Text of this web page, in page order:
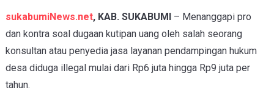
sukabumiNews.net, KAB. SUKABUMI– Menanggapi pro
dan kontra soal dugaan kutipan uang oleh salah seorang
konsultan atau penyedia jasa layanan pendampingan hukum
desa diduga illegal mulai dari Rp6 juta hingga Rp9 juta per
tahun.